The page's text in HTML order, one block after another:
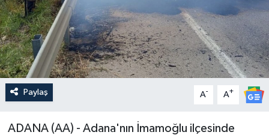
Paylaş A- A+
ADANA (AA) - Adana'nın İmamoğlu ilçesinde